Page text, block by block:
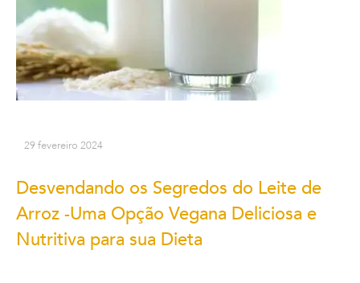
29 fevereiro 2024
Desvendando os Segredos do Leite de
Arroz -Uma Opção Vegana Deliciosa e
Nutritiva para sua Dieta